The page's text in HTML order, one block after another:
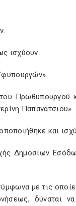
ισχύουν.
Πρωθυπουργού
Παπανάτσιου».
και
Δημοσίων
με τις
δύναται να